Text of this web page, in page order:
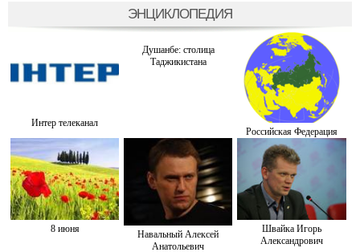
ЭНЦИКЛОПЕДИЯ
Интер телеканал
Душанбе: столица
Таджикистана
Российская Федерация
8 июня
Навальный Алексей
Анатольевич
Швайка Игорь
Александрович